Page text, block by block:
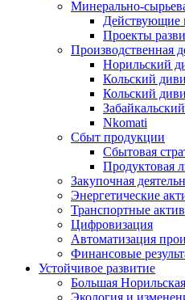
Минерально-
Действующие
Проекты
Производственная
Норильский
Кольский
Кольский
Nkomati
Сбыт продукции
Сбытовая
Продуктовая
Закупочная
Энергетические
Транспортные
Цифровизация
Автоматизация
Финансовые
Устойчивое развитие
Большая
Экология и